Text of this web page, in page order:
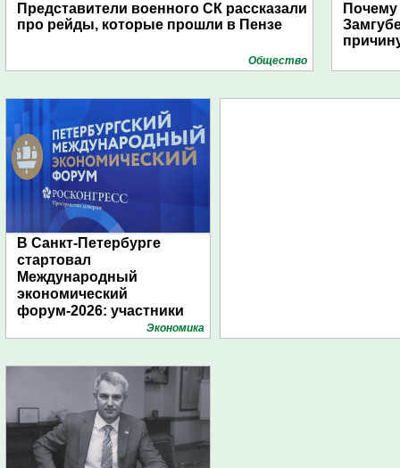
Представители военного СК рассказали
про рейды, которые прошли в Пензе
Общество
В Санкт-Петербурге
стартовал
Международный
экономический
форум-2026: участники
подготовили креативные
Экономика